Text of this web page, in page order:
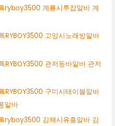
ryboy3500 계룡시투잡알바 계
RYBOY3500 고양시노래방알바
RYBOY3500 관저동바알바 관저
RYBOY3500 구미시테이블알바
알바
ryboy3500 김해시유흥알바 김